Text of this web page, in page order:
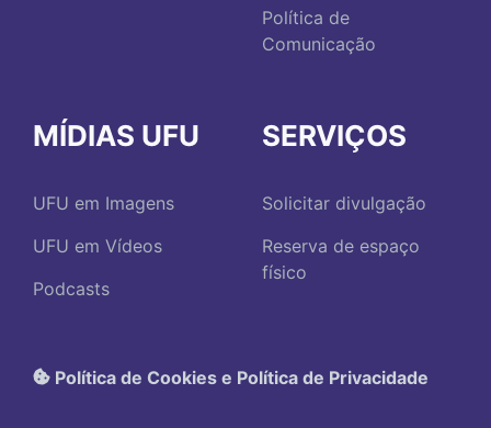
Política de
Comunicação
MÍDIAS UFU
UFU em Imagens
UFU em Vídeos
Podcasts
SERVIÇOS
Solicitar divulgação
Reserva de espaço
físico
Política de Cookies e Política de Privacidade